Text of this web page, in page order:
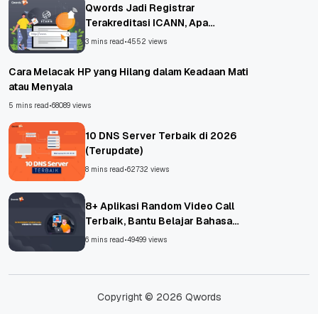
Qwords Jadi Registrar
Terakreditasi ICANN, Apa
Untungnya?
3 mins read•4552 views
Cara Melacak HP yang Hilang dalam Keadaan Mati
atau Menyala
5 mins read•68089 views
10 DNS Server Terbaik di 2026
(Terupdate)
8 mins read•62732 views
8+ Aplikasi Random Video Call
Terbaik, Bantu Belajar Bahasa
Asing!
6 mins read•49499 views
Copyright © 2026 Qwords